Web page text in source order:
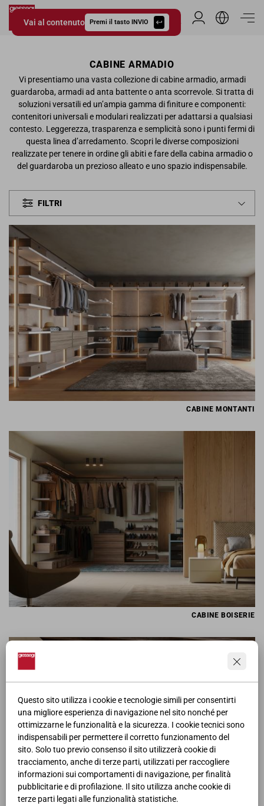
Questo sito utilizza i cookie e tecnologie simili per consentirti
una migliore esperienza di navigazione nel sito nonché per
ottimizzarne le funzionalità e la sicurezza. I cookie tecnici sono
indispensabili per permettere il corretto funzionamento del
sito. Solo tuo previo consenso il sito utilizzerà cookie di
tracciamento, anche di terze parti, utilizzati per raccogliere
informazioni sui comportamenti di navigazione, per finalità
pubblicitarie e di profilazione. Il sito utilizza anche cookie di
terze parti legati alle funzionalità statistiche.
Vai al contenuto Premi il tasto INVIO
Giessegi.it
Area Riservata
CABINE ARMADIO
Vi presentiamo una vasta collezione di cabine armadio, armadi
guardaroba, armadi ad anta battente o anta scorrevole. Si tratta di
soluzioni versatili ed un’ampia gamma di finiture e componenti:
contenitori universali e modulari realizzati per adattarsi a qualsiasi
contesto. Leggerezza, trasparenza e semplicità sono i punti fermi di
questa linea d’arredamento. Scopri le diverse composizioni
realizzate per tenere in ordine gli abiti e fare della cabina armadio o
del guardaroba un prezioso alleato e uno spazio indispensabile.
FILTRI
CABINE MONTANTI
CABINE BOISERIE